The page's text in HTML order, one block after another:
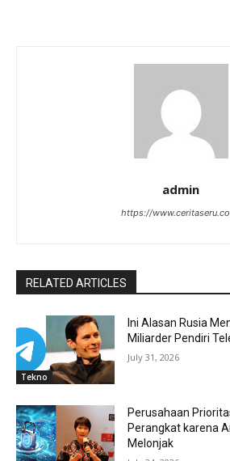
admin
https://
RELATED ARTICLES
Tekno
Ini Alasan Rusia
Miliarder Pendiri
July 31, 2026
Perusahaan
Perangkat karena
Melonjak